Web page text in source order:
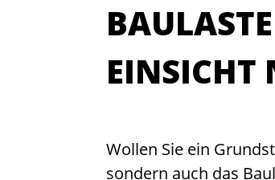
EINSICHT
Wollen Sie ein
sondern auch das